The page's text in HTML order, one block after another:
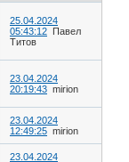
25.04.2024
05:43:12
Павел
Титов
23.04.2024
20:19:43 mirion
23.04.2024
12:49:25 mirion
23.04.2024